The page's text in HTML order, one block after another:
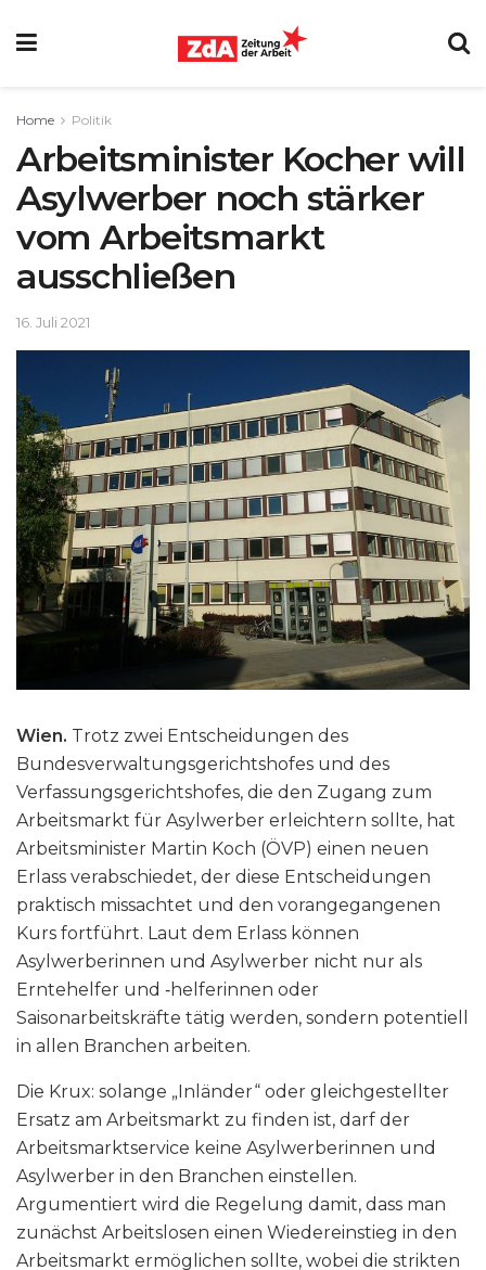
Home Politik
Arbeitsminister Kocher will
Asylwerber noch stärker
vom Arbeitsmarkt
ausschließen
16. Juli 2021
Wien. Trotz zwei Entscheidungen des
Bundesverwaltungsgerichtshofes und des
Verfassungsgerichtshofes, die den Zugang zum
Arbeitsmarkt für Asylwerber erleichtern sollte, hat
Arbeitsminister Martin Koch (ÖVP) einen neuen
Erlass verabschiedet, der diese Entscheidungen
praktisch missachtet und den vorangegangenen
Kurs fortführt. Laut dem Erlass können
Asylwerberinnen und Asylwerber nicht nur als
Erntehelfer und ‑helferinnen oder
Saisonarbeitskräfte tätig werden, sondern potentiell
in allen Branchen arbeiten.
Die Krux: solange „Inländer“ oder gleichgestellter
Ersatz am Arbeitsmarkt zu finden ist, darf der
Arbeitsmarktservice keine Asylwerberinnen und
Asylwerber in den Branchen einstellen.
Argumentiert wird die Regelung damit, dass man
zunächst Arbeitslosen einen Wiedereinstieg in den
Arbeitsmarkt ermöglichen sollte, wobei die strikten